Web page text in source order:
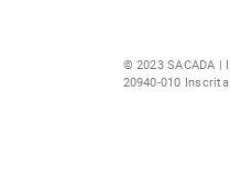
© 2023 SACADA |
20940-010